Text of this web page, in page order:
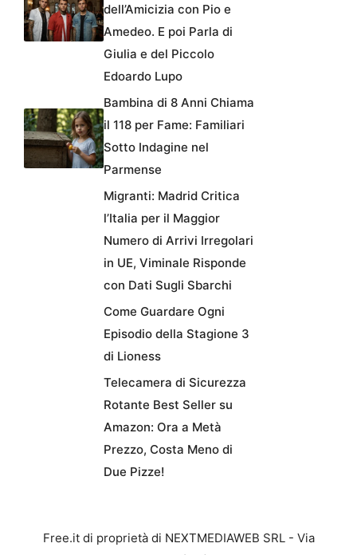
dell’Amicizia con Pio e
Amedeo. E poi Parla di
Giulia e del Piccolo
Edoardo Lupo
Bambina di 8 Anni Chiama
il 118 per Fame: Familiari
Sotto Indagine nel
Parmense
Migranti: Madrid Critica
l’Italia per il Maggior
Numero di Arrivi Irregolari
in UE, Viminale Risponde
con Dati Sugli Sbarchi
Come Guardare Ogni
Episodio della Stagione 3
di Lioness
Telecamera di Sicurezza
Rotante Best Seller su
Amazon: Ora a Metà
Prezzo, Costa Meno di
Due Pizze!
Free.it di proprietà di NEXTMEDIAWEB SRL - Via